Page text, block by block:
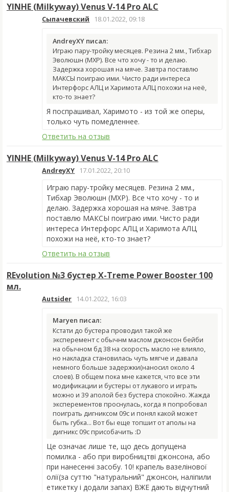
YINHE (Milkyway) Venus V-14 Pro ALC
Сыпачевский 18.01.2022, 09:18
AndreyXY писал:
Играю пару-тройку месяцев. Резина 2 мм., Тибхар
Эволюшн (МХР). Все что хочу - то и делаю.
Задержка хорошая на мяче. Завтра поставлю
МАКСЫ поиграю ими. Чисто ради интереса
Интерфорс АЛЦ и Харимота АЛЦ похожи на неё,
кто-то знает?
Я поспрашивал, Харимото - из той же оперы,
только чуть помедленнее.
Ответить на отзыв
YINHE (Milkyway) Venus V-14 Pro ALC
AndreyXY 17.01.2022, 20:10
Играю пару-тройку месяцев. Резина 2 мм.,
Тибхар Эволюшн (МХР). Все что хочу - то и
делаю. Задержка хорошая на мяче. Завтра
поставлю МАКСЫ поиграю ими. Чисто ради
интереса Интерфорс АЛЦ и Харимота АЛЦ
похожи на неё, кто-то знает?
Ответить на отзыв
REvolution №3 бустер X-Treme Power Booster 100
мл.
Autsider 14.01.2022, 16:03
Maryen писал:
Кстати до бустера проводил такой же
эксперемент с обычнм маслом джонсон бейби
на обычном бд 38 на скорость масло не влияло,
но накладка становилась чуть мягче и давала
немного больше задержки(наносил около 4
слоев). В общем пока мне кажется, что все эти
модификации и бустеры от лукавого и играть
можно и 39 аполой без бустера спокойно. Жажда
эксперементов проснулась, когда я попробовал
поиграть дигниксом 09с и понял какой может
быть губка... Вот бы еще топшит от аполы на
дигникс 09с присобачить :D
Це означає лише те, що десь допущена
помилка - або при виробництві джонсона, або
при нанесенні засобу. 10! крапель вазелінової
олії(за суттю "натуральний" джонсон, наліпили
етикетку і додали запах) ВЖЕ дають відчутний